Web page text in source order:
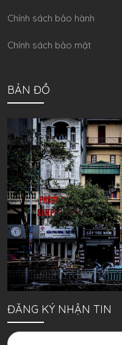
Chính sách bảo hành
Chính sách bảo mật
BẢN ĐỒ
ĐĂNG KÝ NHẬN TIN